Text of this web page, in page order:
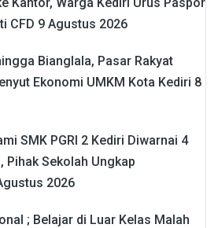
CFD 9 Agustus 2026
Bianglala, Pasar Rakyat
Ekonomi UMKM Kota Kediri 8
SMK PGRI 2 Kediri Diwarnai 4
Pihak Sekolah Ungkap
2026
; Belajar di Luar Kelas Malah